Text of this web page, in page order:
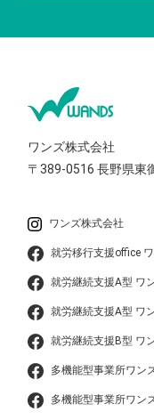
ワンズ株式会社
〒389-0516長野県東
ワンズ株式会社
就労移行支援office
就労継続支援A型 ワ
就労継続支援A型 ワ
就労継続支援B型 ワ
多機能型事業所ワン
多機能型事業所ワン